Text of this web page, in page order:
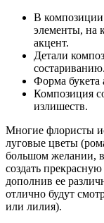
В композиции
элементы, на
акцент.
Детали
состариванию.
Форма букета
Композиция
излишеств.
Многие флористы
луговые цветы
большом желании,
создать
дополнив ее
отлично будут
или лилия).